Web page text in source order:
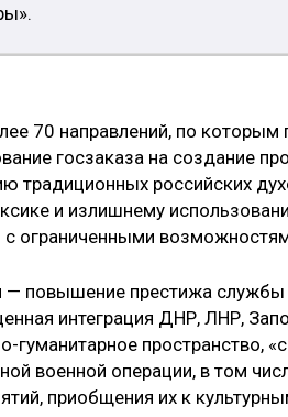
70 направлений, по которым
госзаказа на создание
традиционных российских
и излишнему
с ограниченными
— повышение престижа
интеграция ДНР, ЛНР,
гуманитарное пространство,
военной операции, в том
приобщения их к